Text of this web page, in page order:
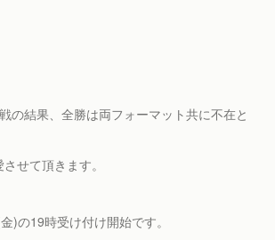
の結果、全勝は両フォーマット共に不在と
せて頂きます。
)の19時受け付け開始です。